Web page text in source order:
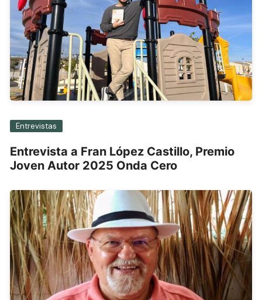
Entrevistas
Entrevista a Fran López Castillo, Premio
Joven Autor 2025 Onda Cero